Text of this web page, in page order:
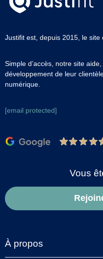
Justifit est, depuis 2015, le site
Simple d’accès, notre site
développement de leur
numérique.
[email protected]
Vous
À propos